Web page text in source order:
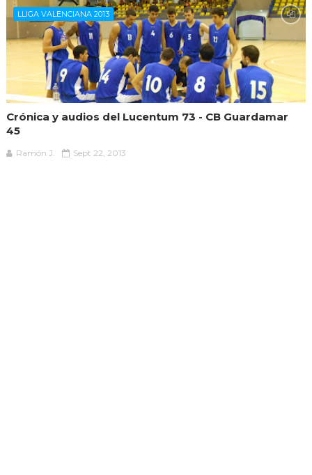
LLIGA VALENCIANA 2013
Crónica y audios del Lucentum 73 - CB Guardamar
45
Ramón J. Sept 22, 2013